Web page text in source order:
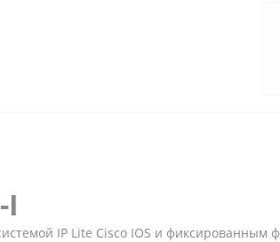
I
IP Lite Cisco IOS и фиксированным